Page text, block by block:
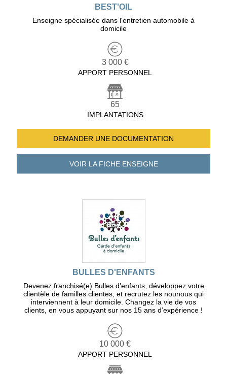
BEST'OIL
Enseigne spécialisée dans l'entretien automobile à
domicile
3 000 €
APPORT PERSONNEL
65
IMPLANTATIONS
DEMANDER UNE DOCUMENTATION
VOIR LA FICHEENSEIGNE
BULLES D'ENFANTS
Devenez franchisé(e) Bulles d’enfants, développez votre
clientèle de familles clientes, et recrutez les nounous qui
interviennent à leur domicile. Changez la vie de vos
clients, en vous appuyant sur nos 15 ans d’expérience !
10 000 €
APPORT PERSONNEL